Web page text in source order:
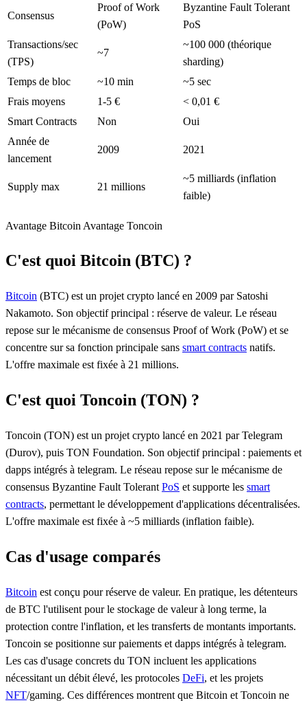
Consensus
Proof of Work
(PoW)
Byzantine Fault Tolerant
PoS
Transactions/sec
(TPS)
~7
~100 000 (théorique
sharding)
Temps de bloc
~10 min
~5 sec
Frais moyens
1-5 €
< 0,01 €
Smart Contracts
Non
Oui
Année de
lancement
2009 2021
Supply max 21 millions
~5 milliards (inflation
faible)
Avantage Bitcoin Avantage Toncoin
C'est quoi Bitcoin (BTC) ?
Bitcoin (BTC) est un projet crypto lancé en 2009 par Satoshi
Nakamoto. Son objectif principal : réserve de valeur. Le réseau
repose sur le mécanisme de consensus Proof of Work (PoW) et se
concentre sur sa fonction principale sans smart contracts natifs.
L'offre maximale est fixée à 21 millions.
C'est quoi Toncoin (TON) ?
Toncoin (TON) est un projet crypto lancé en 2021 par Telegram
(Durov), puis TON Foundation. Son objectif principal : paiements et
dapps intégrés à telegram. Le réseau repose sur le mécanisme de
consensus Byzantine Fault Tolerant PoS et supporte les smart
contracts, permettant le développement d'applications décentralisées.
L'offre maximale est fixée à ~5 milliards (inflation faible).
Cas d'usage comparés
Bitcoin est conçu pour réserve de valeur. En pratique, les détenteurs
de BTC l'utilisent pour le stockage de valeur à long terme, la
protection contre l'inflation, et les transferts de montants importants.
Toncoin se positionne sur paiements et dapps intégrés à telegram.
Les cas d'usage concrets du TON incluent les applications
nécessitant un débit élevé, les protocoles DeFi, et les projets
NFT/gaming. Ces différences montrent que Bitcoin et Toncoin ne